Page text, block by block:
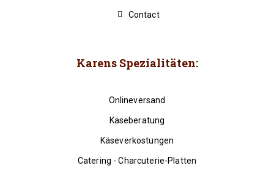
Contact
Karens Spezialitäten:
Onlineversand
Käseberatung
Käseverkostungen
Catering - Charcuterie-Platten